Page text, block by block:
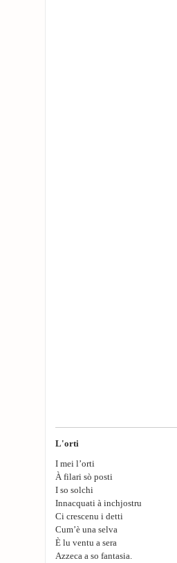
L'orti
I mei l’orti
À filari sò posti
I so solchi
Innacquati à inchjostru
Ci crescenu i detti
Cum’è una selva
È lu ventu a sera
Azzeca a so fantasia.